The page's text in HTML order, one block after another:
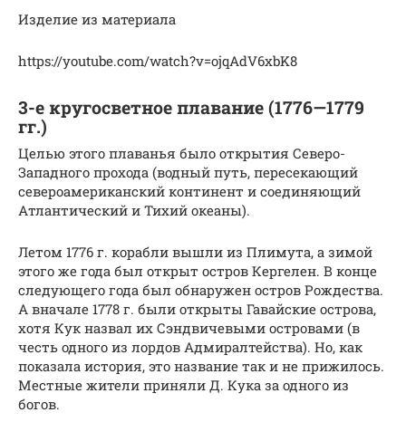
Изделие из материала
https://youtube.com/watch?v=ojqAdV6xbK8
3-е кругосветное плавание (1776—1779
гг.)
Целью этого плаванья было открытия Северо-
Западного прохода (водный путь, пересекающий
североамериканский континент и соединяющий
Атлантический и Тихий океаны).
Летом 1776 г. корабли вышли из Плимута, а зимой
этого же года был открыт остров Кергелен. В конце
следующего года был обнаружен остров Рождества.
А вначале 1778 г. были открыты Гавайские острова,
хотя Кук назвал их Сэндвичевыми островами (в
честь одного из лордов Адмиралтейства). Но, как
показала история, это название так и не прижилось.
Местные жители приняли Д. Кука за одного из
богов.